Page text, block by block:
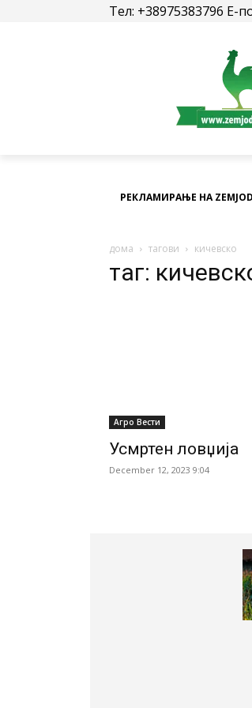
Тел: +38975383796 Е-
РЕКЛАМИРАЊЕ НА
дома тагови кичевско
таг:
Агро Вести
Усмртен ловџија
December 12, 2023 9:04